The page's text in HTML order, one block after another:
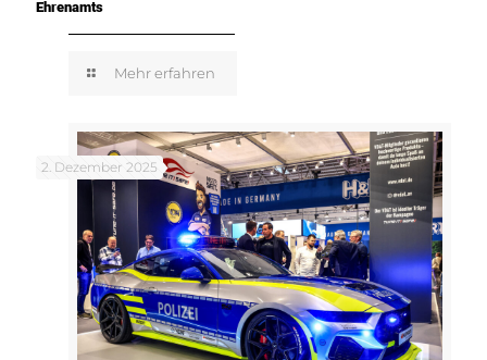
Ehrenamts
Mehr erfahren
2. Dezember 2025